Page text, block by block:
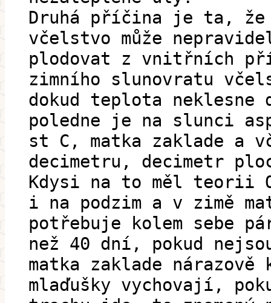
Druhá příčina je ta, že
včelstvo může
plodovat z vnitřních
zimního slunovratu
dokud teplota neklesne
poledne je na slunci
st C, matka zaklade a
decimetru, decimetr
Kdysi na to měl teorii
i na podzim a v zimě
potřebuje kolem sebe
než 40 dní, pokud
matka zaklade
mlaďušky vychovají,